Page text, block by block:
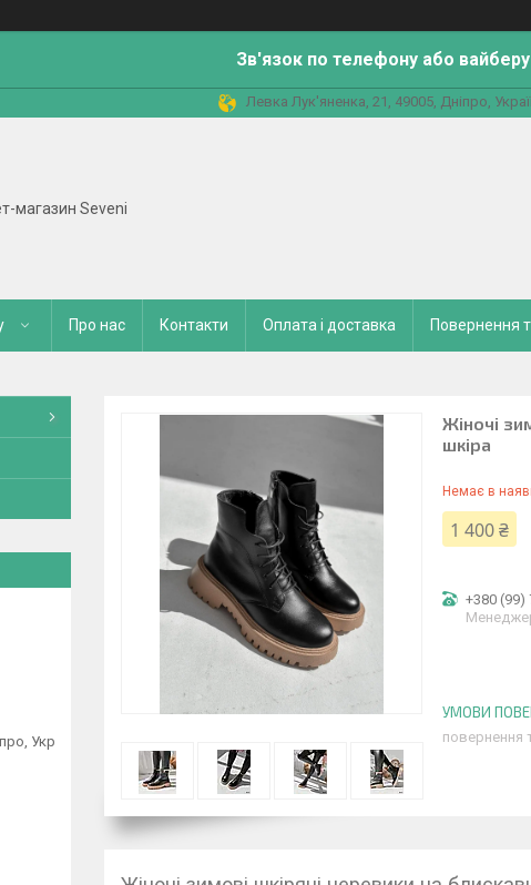
Зв'язок по телефону або
Левка Лук'яненка, 21, 49005, Дніпро,
магазин Seveni
Про нас Контакти Оплата і доставка Повернення
Жіночі
шкіра
Немає в
1 400 ₴
+380 (99)
повернення
Укр